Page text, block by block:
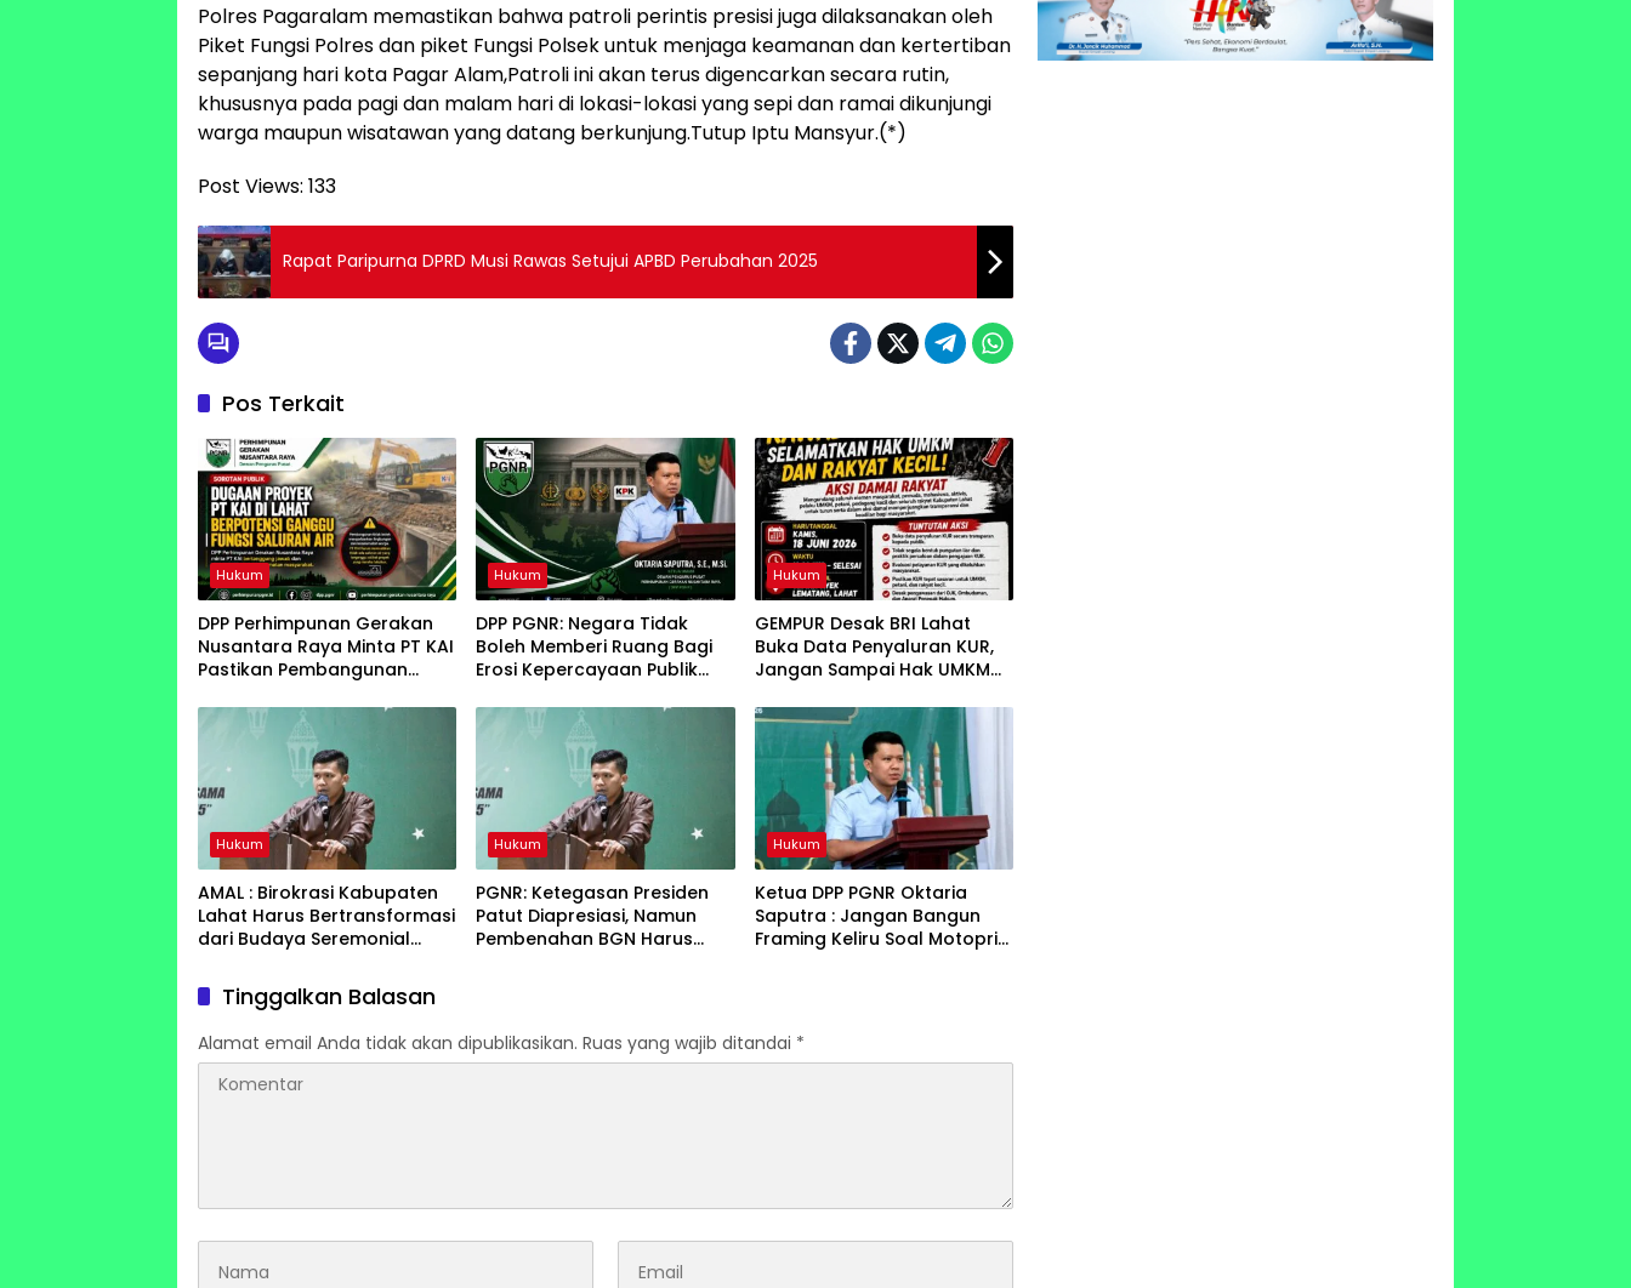
Polres Pagaralam memastikan bahwa patroli perintis presisi juga dilaksanakan oleh
Piket Fungsi Polres dan piket Fungsi Polsek untuk menjaga keamanan dan kertertiban
sepanjang hari kota Pagar Alam,Patroli ini akan terus digencarkan secara rutin,
khususnya pada pagi dan malam hari di lokasi-lokasi yang sepi dan ramai dikunjungi
warga maupun wisatawan yang datang berkunjung.Tutup Iptu Mansyur.(*)
Post Views: 133
Rapat Paripurna DPRD Musi Rawas Setujui APBD Perubahan 2025
Pos Terkait
Hukum
DPP Perhimpunan Gerakan
Nusantara Raya Minta PT KAI
Pastikan Pembangunan
Fungsi Drainase Masyarakat
Hukum
DPP PGNR: Negara Tidak
Boleh Memberi Ruang Bagi
Erosi Kepercayaan Publik
Hukum
GEMPUR Desak BRI Lahat
Buka Data Penyaluran KUR,
Jangan Sampai Hak UMKM
Hukum
AMAL : Birokrasi Kabupaten
Lahat Harus Bertransformasi
dari Budaya Seremonial
Hukum
PGNR: Ketegasan Presiden
Patut Diapresiasi, Namun
Pembenahan BGN Harus
Hukum
Ketua DPP PGNR Oktaria
Saputra : Jangan Bangun
Framing Keliru Soal Motoprix
Tinggalkan Balasan
Alamat email Anda tidak akan dipublikasikan. Ruas yang wajib ditandai *